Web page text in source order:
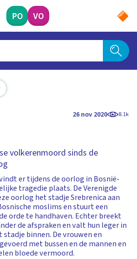
PO VO
26 nov 2020 8.1k
volkerenmoord sinds de
er tijdens de oorlog in Bosnië-
tragedie plaats. De Verenigde
oorlog het stadje Srebrenica aan
moslims en stuurt een
orde te handhaven. Echter breekt
de afspraken en valt hun leger in
stadje binnen. De vrouwen en
met bussen en de mannen en
bloede vermoord.